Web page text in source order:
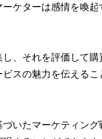
ケターは感情を喚起
、それを評価して購
スの魅力を伝えるこ
いたマーケティング